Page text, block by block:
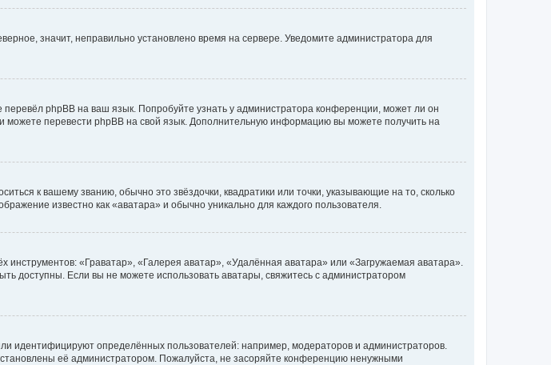
значит, неправильно установлено время на сервере. Уведомите администратора для
phpBB на ваш язык. Попробуйте узнать у администратора конференции, может ли он
можете перевести phpBB на свой язык. Дополнительную информацию вы можете получить на
к вашему званию, обычно это звёздочки, квадратики или точки, указывающие на то, сколько
известно как «аватара» и обычно уникально для каждого пользователя.
«Граватар», «Галерея аватар», «Удалённая аватара» или «Загружаемая аватара».
доступны. Если вы не можете использовать аватары, свяжитесь с администратором
определённых пользователей: например, модераторов и администраторов.
её администратором. Пожалуйста, не засоряйте конференцию ненужными